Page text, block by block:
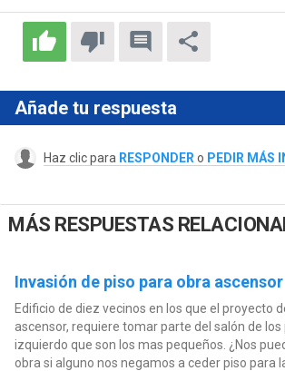
Añade tu respuesta
Haz clic para RESPONDER o PEDIR MÁS
MÁS RESPUESTAS
Invasión de piso para obra ascensor
Edificio de diez vecinos en los que el proyecto
ascensor, requiere tomar parte del salón de los
izquierdo que son los mas pequeños. ¿Nos
obra si alguno nos negamos a ceder piso para